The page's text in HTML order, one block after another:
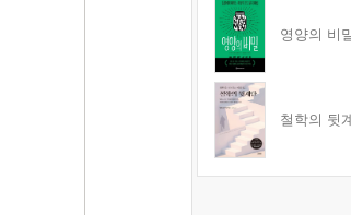
영양의 비
철학의 뒷